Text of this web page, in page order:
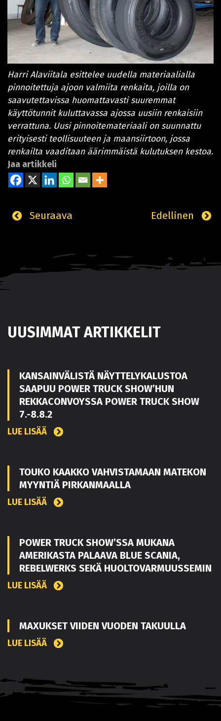
Harri Alaviitala esittelee uudella materiaalialla
pinnoitettuja ajoon valmiita renkaita, joilla on
saavutettavissa huomattavasti suuremmat
käyttötunnit kuluttavassa ajossa uusiin renkaisiin
verrattuna. Uusi pinnoitemateriaali on suunnattu
erityisesti teollisuuteen ja maansiirtoon, jossa
renkailta vaaditaan äärimmäistä kulutuksen kestoa.
Jaa artikkeli
Edellinen
Seuraava
UUSIMMAT ARTIKKELIT
KANSAINVÄLISTÄ NÄYTTELYKALUSTOA
SAAPUU POWER TRUCK SHOW’HUN
REKKACONVOYSSA POWER TRUCK SHOW
7.-8.8.2
LUE LISÄÄ
TOUKO KAAKKO VAHVISTAMAAN MATEKON
MYYNTIÄ PIRKANMAALLA
LUE LISÄÄ
POWER TRUCK SHOW’SSA MUKANA
AMERIKASTA PALAAVA BLUE SCANIA,
REBELWERKS SEKÄ HUOLTOVARMUUSSEMIN
LUE LISÄÄ
MAXUKSET VIIDEN VUODEN TAKUULLA
LUE LISÄÄ